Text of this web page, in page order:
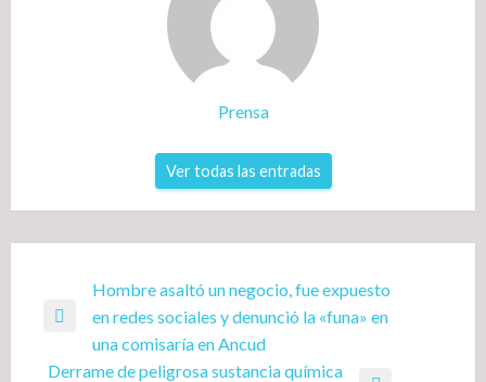
Prensa
Ver todas las entradas
Navegación
de
entradas
Entrada
anterior
Hombre asaltó un negocio, fue expuesto
en redes sociales y denunció la «funa» en
una comisaría en Ancud
Derrame de peligrosa sustancia química